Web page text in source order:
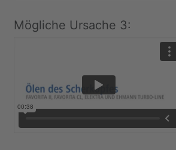
Mögliche Ursache 3: